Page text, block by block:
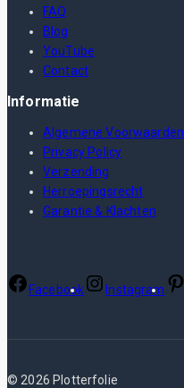
FAQ
Blog
YouTube
Contact
Informatie
Algemene Voorwaarden
Privacy Policy
Verzending
Herroepingsrecht
Garantie & Klachten
Facebook Instagram
© 2026 Plotterfolie